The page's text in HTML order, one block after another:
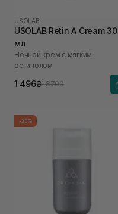
USOLAB
USOLAB Retin A Cream 30
мл
Ночной крем с мягким
ретинолом
1 496₴1 870₴
-20%